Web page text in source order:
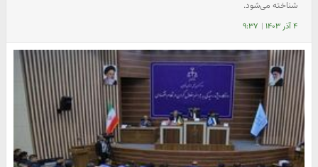
شناخته می‌شود.
۴ آذر ۱۴۰۳ | ۹:۳۷